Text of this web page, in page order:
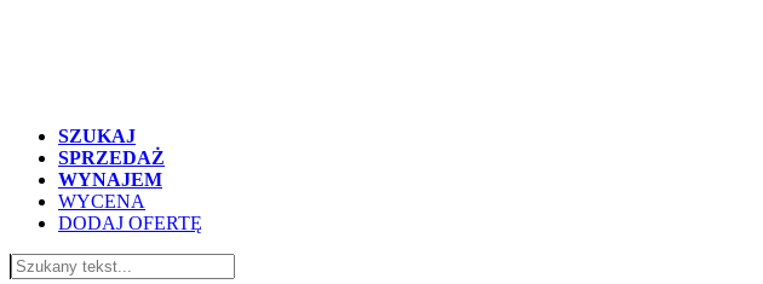
SZUKAJ
SPRZEDAŻ
WYNAJEM
WYCENA
DODAJ OFERTĘ